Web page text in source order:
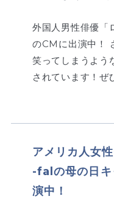
外国人男性俳優「
のCMに出演中！
笑ってしまうよ
されています！ぜ
アメリカ人女
-falの母の日キ
演中！